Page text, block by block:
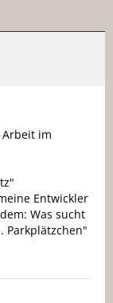
im
Entwickler
Was sucht
Parkplätzchen"